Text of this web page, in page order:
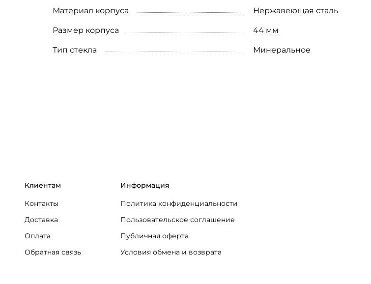
Материал корпуса Нержавеющая сталь
Размер корпуса 44 мм
Тип стекла Минеральное
Клиентам
Контакты
Доставка
Оплата
Обратная связь
Информация
Политика конфиденциальности
Пользовательское соглашение
Публичная оферта
Условия обмена и возврата